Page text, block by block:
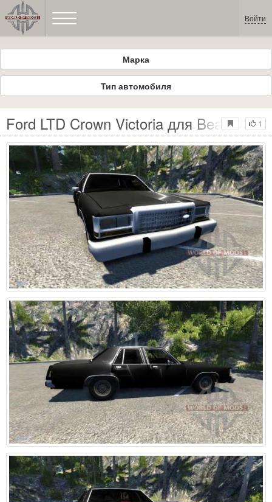
Войти
Марка
Тип автомобиля
1
Ford LTD Crown Victoria для BeamNG